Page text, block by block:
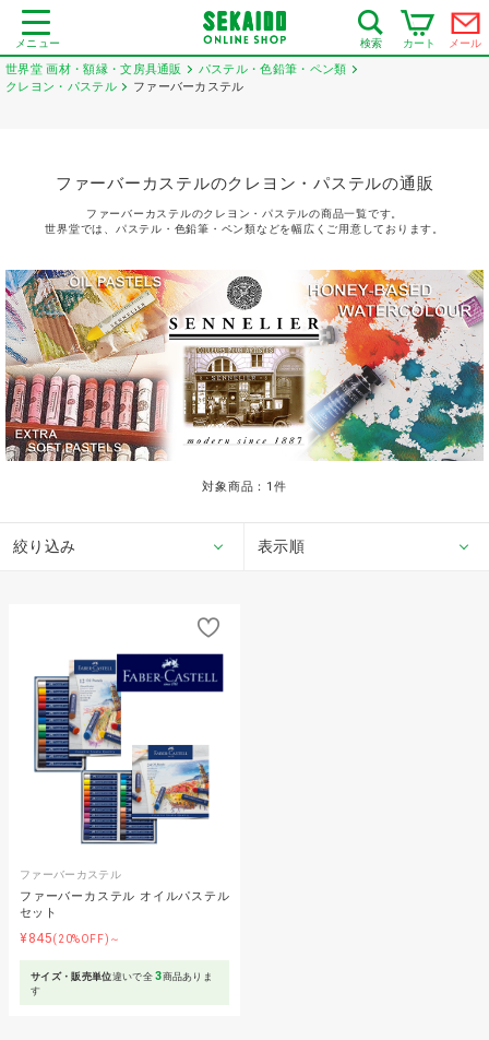
メニュー 検索 カート メール
世界堂 画材・額縁・文房具通販
パステル・色鉛筆・ペン類
クレヨン・パステル
ファーバーカステル
ファーバーカステルのクレヨン・パステルの通販
ファーバーカステルのクレヨン・パステルの商品一覧です。
世界堂では、パステル・色鉛筆・ペン類などを幅広くご用意しております。
対象商品： 1 件
絞り込み 表示順
ファーバーカステル
ファーバーカステル オイルパステル
セット
¥845(20%OFF)～
サイズ・販売単位違いで全3商品ありま
す